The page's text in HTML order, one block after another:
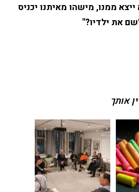
לא ייצא ממנו, מישהו מאיתנו יכניס
את ילדיו?"
אותך